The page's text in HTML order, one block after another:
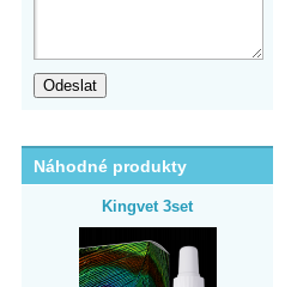
Náhodné produkty
Kingvet 3set